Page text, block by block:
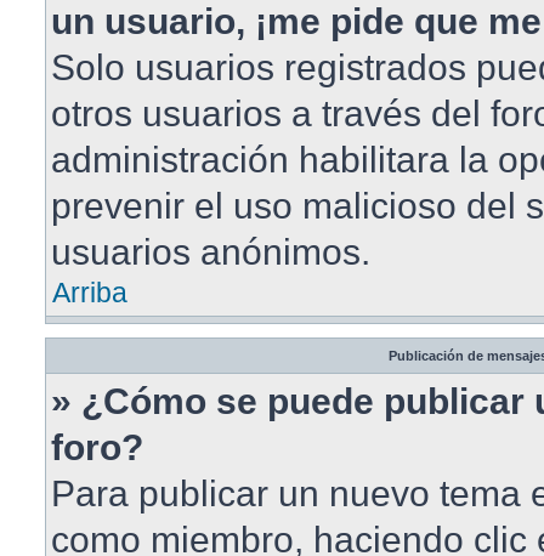
un usuario, ¡me pide que
Solo usuarios registrados
otros usuarios a través del
administración habilitara la
prevenir el uso malicioso del
usuarios anónimos.
Arriba
Publicación de
» ¿Cómo se puede publicar
foro?
Para publicar un nuevo tema
como miembro, haciendo clic